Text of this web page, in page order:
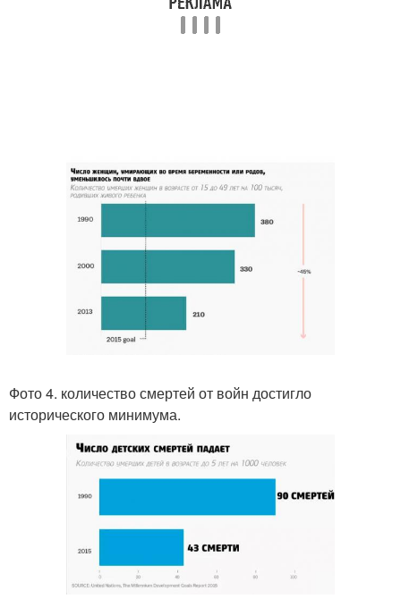
Фото 4. количество смертей от войн достигло
исторического минимума.